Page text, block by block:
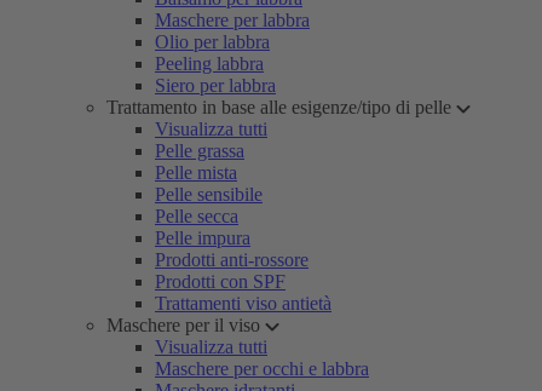
Maschere per labbra
Olio per labbra
Peeling labbra
Siero per labbra
Trattamento in base alle esigenze/tipo di pelle
Visualizza tutti
Pelle grassa
Pelle mista
Pelle sensibile
Pelle secca
Pelle impura
Prodotti anti-rossore
Prodotti con SPF
Trattamenti viso antietà
Maschere per il viso
Visualizza tutti
Maschere per occhi e labbra